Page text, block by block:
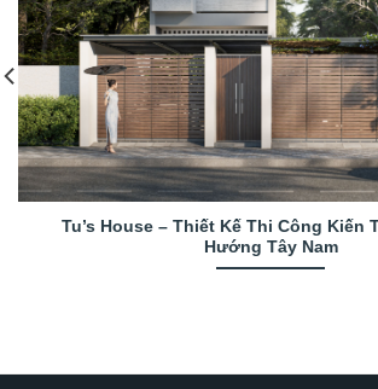
Tu’s House – Thiết Kế Thi Công Kiến
Hướng Tây Nam